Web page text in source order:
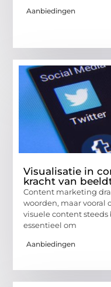
Aanbiedingen
Visualisatie in
kracht van
Content marketing
woorden, maar vooral
visuele content
essentieel om
Aanbiedingen